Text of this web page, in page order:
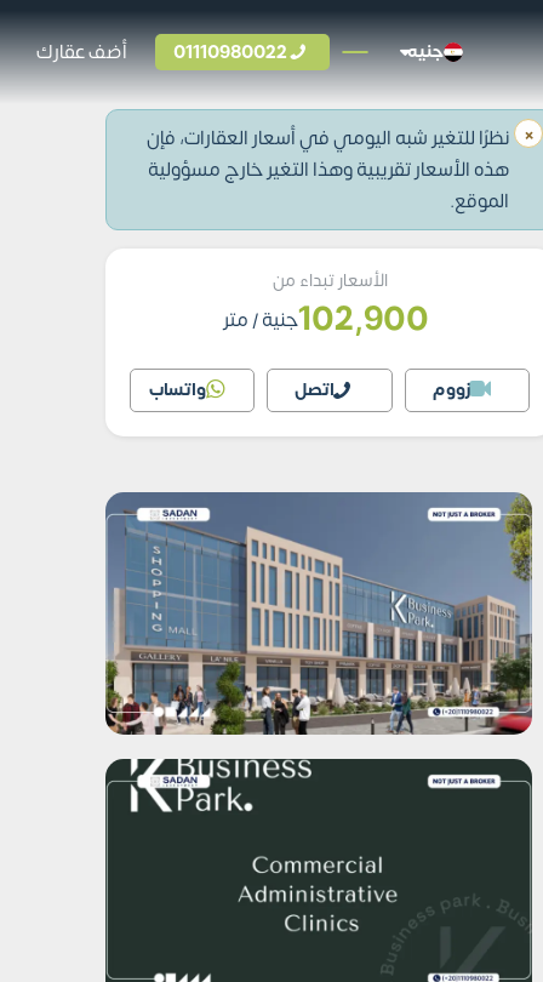
جنيه 01110980022 أضف عقارك
× نظرًا للتغير شبه اليومي في أسعار العقارات، فإن
هذه الأسعار تقريبية وهذا التغير خارج مسؤولية
الموقع.
الأسعار تبداء من
102,900جنية/ متر
زووم اتصل واتساب